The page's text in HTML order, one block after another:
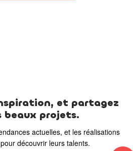
et partagez
beaux projets.
actuelles, et les réalisations
découvrir leurs talents.